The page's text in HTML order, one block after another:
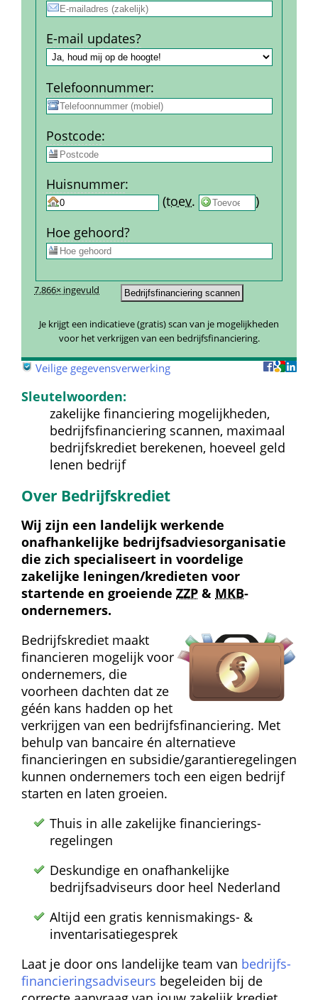
7.866× ingevuld
Je krijgt een indicatieve (gratis) scan van je mogelijkheden
voor het verkrijgen van een bedrijfsfinanciering.
E-mail updates?
Telefoon­nummer:
Post­code:
Huis­nummer:
(toev.
)
Hoe gehoord?
Veilige gegevensverwerking
Sleutelwoorden:
zakelijke financiering mogelijkheden,
bedrijfsfinanciering scannen, maximaal
bedrijfskrediet berekenen, hoeveel geld
lenen bedrijf
Over Bedrijfskrediet
Wij zijn een landelijk werkende
onafhankelijke bedrijfs­advies­organisatie
die zich specialiseert in voordelige
zakelijke leningen/kredieten voor
startende en groeiende ZZP & MKB-
ondernemers.
Bedrijfskrediet maakt
financieren mogelijk voor
ondernemers, die
voorheen dachten dat ze
géén kans hadden op het
verkrijgen van een bedrijfs­financiering. Met
behulp van bancaire én alternatieve
financieringen en subsidie/garantie­regelingen
kunnen ondernemers toch een eigen bedrijf
starten en laten groeien.
Thuis in alle zakelijke financierings­
regelingen
Deskundige en onafhankelijke
bedrijfsadviseurs door heel Nederland
Altijd een gratis kennismakings- &
inventarisatie­gesprek
Laat je door ons landelijke team van bedrijfs­
financierings­adviseurs begeleiden bij de